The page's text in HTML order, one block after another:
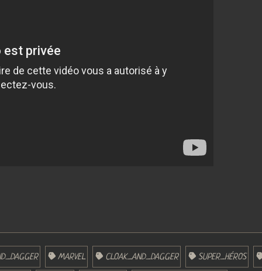
MARVEL CLOAK_AND_DAGGER SUPER_HÉROS